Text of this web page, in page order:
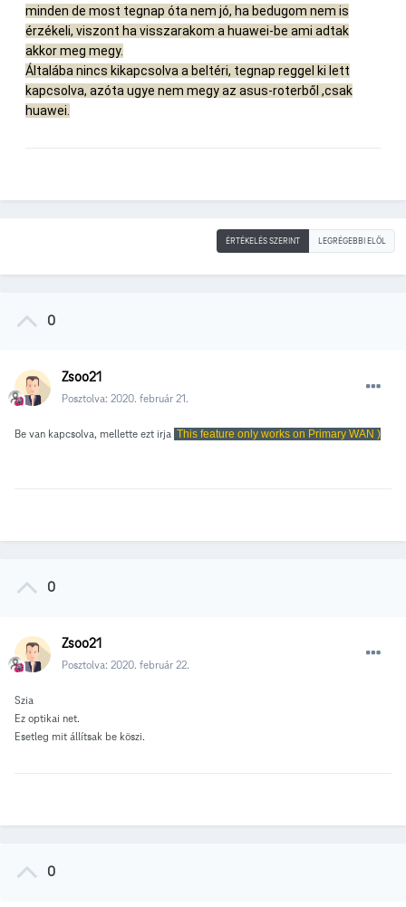
minden de most tegnap óta nem jó, ha bedugom nem is
érzékeli, viszont ha visszarakom a huawei-be ami adtak
akkor meg megy.
Általába nincs kikapcsolva a beltéri, tegnap reggel ki lett
kapcsolva, azóta ugye nem megy az asus-roterből ,csak
huawei.
ÉRTÉKELÉS SZERINT LEGRÉGEBBI ELÖL
0
Zsoo21
Posztolva: 2020. február 21.
Be van kapcsolva, mellette ezt irja This feature only works on Primary WAN )
0
Zsoo21
Posztolva: 2020. február 22.
Szia
Ez optikai net.
Esetleg mit állítsak be köszi.
0